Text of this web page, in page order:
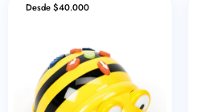
Desde $40.000